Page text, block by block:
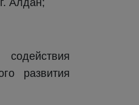
развития